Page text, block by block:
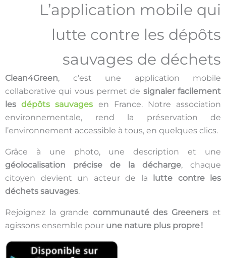
L’application mobile qui
lutte contre les dépôts
sauvages de déchets
Clean4Green, c’est une application mobile
collaborative qui vous permet de signaler facilement
lesdépôts sauvages en France. Notre association
environnementale, rend la préservation de
l’environnement accessible à tous, en quelques clics.
Grâce à une photo, une description et une
géolocalisation précise de la décharge, chaque
citoyen devient un acteur de la
lutte contre les
déchets sauvages.
Rejoignez la grande communauté des Greeners et
agissons ensemble pour une nature plus propre !